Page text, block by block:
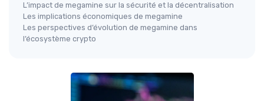
L’impact de megamine sur la sécurité et la décentralisation
Les implications économiques de megamine
Les perspectives d’évolution de megamine dans
l’écosystème crypto